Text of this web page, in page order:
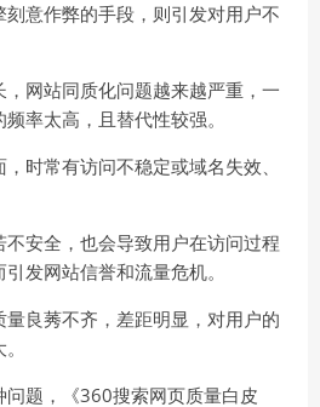
意作弊的手段，则引发对用户不
网站同质化问题越来越严重，一
率太高，且替代性较强。
时常有访问不稳定或域名失效、
安全，也会导致用户在访问过程
发网站信誉和流量危机。
良莠不齐，差距明显，对用户的
问题，《360搜索网页质量白皮